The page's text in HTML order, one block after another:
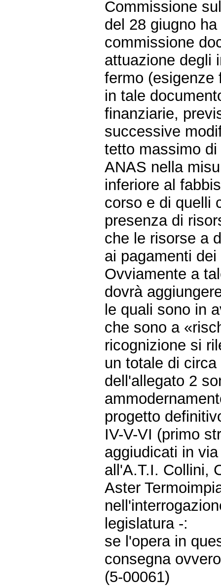
Commissione
del 28 giugno
commissione
attuazione degli
fermo (esigenze
in tale
finanziarie,
successive
tetto massimo
ANAS nella
inferiore al
corso e di quelli
presenza di
che le risorse a
ai pagamenti
Ovviamente a
dovrà
le quali sono in
che sono a
ricognizione si
un totale di
dell'allegato 2
progetto
IV-V-VI (primo
aggiudicati in
all'A.T.I. Collini,
Aster
legislatura -:
se l'opera in
consegna
(5-00061)